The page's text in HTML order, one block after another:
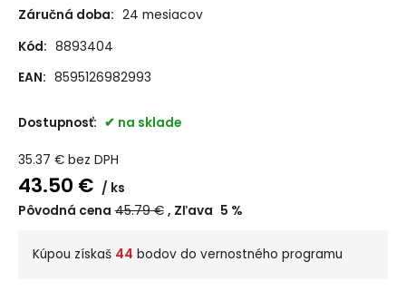
Záručná doba: 24 mesiacov
Kód: 8893404
EAN: 8595126982993
Dostupnosť: na sklade
35.37 € bez DPH
43.50 €
ks
Pôvodná cena 45.79€ Zľava 5 %
Kúpou získaš 44 bodov do vernostného programu